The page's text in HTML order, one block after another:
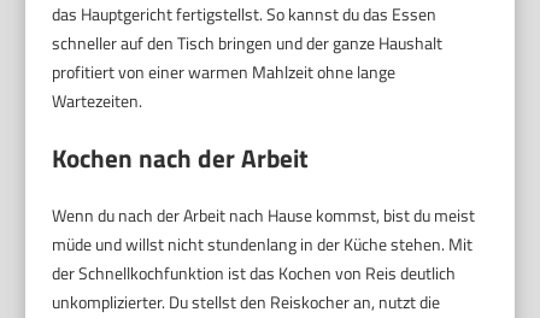
das Hauptgericht fertigstellst. So kannst du das Essen
schneller auf den Tisch bringen und der ganze Haushalt
profitiert von einer warmen Mahlzeit ohne lange
Wartezeiten.
Kochen nach der Arbeit
Wenn du nach der Arbeit nach Hause kommst, bist du meist
müde und willst nicht stundenlang in der Küche stehen. Mit
der Schnellkochfunktion ist das Kochen von Reis deutlich
unkomplizierter. Du stellst den Reiskocher an, nutzt die